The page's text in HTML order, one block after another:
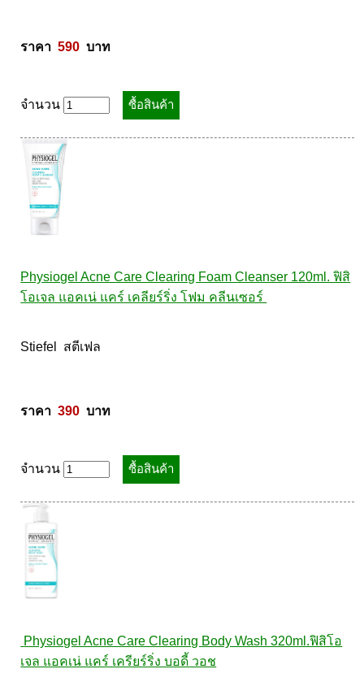
ราคา 590
  บาท
จำนวน
Physiogel Acne Care Clearing Foam Cleanser 120ml. ฟิสิ
โอเจล แอคเน่ แคร์ เคลียร์ริ่ง โฟม คลีนเซอร์
Stiefel  สตีเฟล
ราคา 390
  บาท
จำนวน
เจล แอคเน่ แคร์ เครียร์ริ่ง บอดี้ วอช